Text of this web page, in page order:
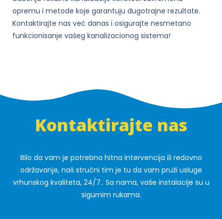
opremu i metode koje garantuju dugotrajne rezultate.
Kontaktirajte nas već danas i osigurajte nesmetano
funkcionisanje vašeg kanalizacionog sistema!
Kontaktirajte nas
Bilo da vam je potrebna hitna intervencija ili redovno
održavanje, naš stručni tim je tu da vam pruži usluge
vrhunskog kvaliteta, 24/7.. Sa nama, vaše instalacije su u
sigurnim rukama.